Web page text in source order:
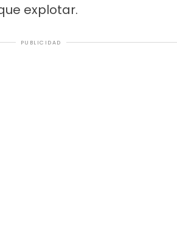
explotar.
PUBLICIDAD